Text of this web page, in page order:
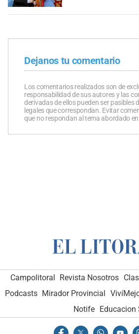
Dejanos tu comentario
Los comentarios realizados son de
responsabilidad de sus autores y las
derivadas de ellos pueden ser pasibles
legales que correspondan. Evitar
que no respondan al tema abordado
Campolitoral Revista Nosotros
Podcasts Mirador Provincial
Notife Educacion